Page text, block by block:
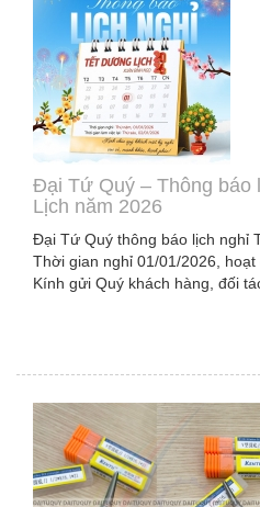
Đại Tứ Quý – Thông báo
Lịch năm 2026
Đại Tứ Quý thông báo lịch nghỉ
Thời gian nghỉ 01/01/2026, hoạt
Kính gửi Quý khách hàng, đối